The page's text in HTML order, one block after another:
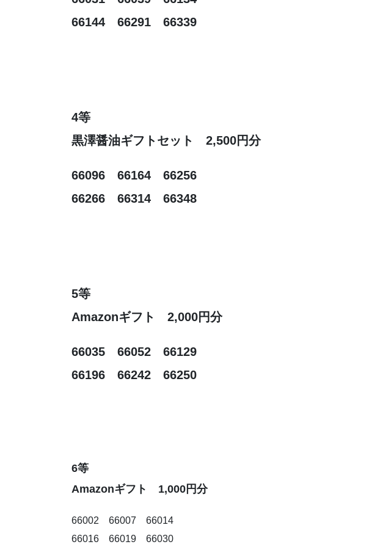
66144 66291 66339
4等
黒澤醤油ギフトセット 2,500円分
66096 66164 66256
66266 66314 66348
5等
Amazonギフト 2,000円分
66035 66052 66129
66196 66242 66250
6等
Amazonギフト 1,000円分
66002 66007 66014
66016 66019 66030